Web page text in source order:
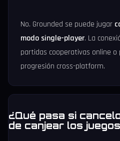
No. Grounded se puede jugar
modo single-player. La
partidas cooperativas online o
progresión cross-platform.
¿Qué pasa si
de canjear los